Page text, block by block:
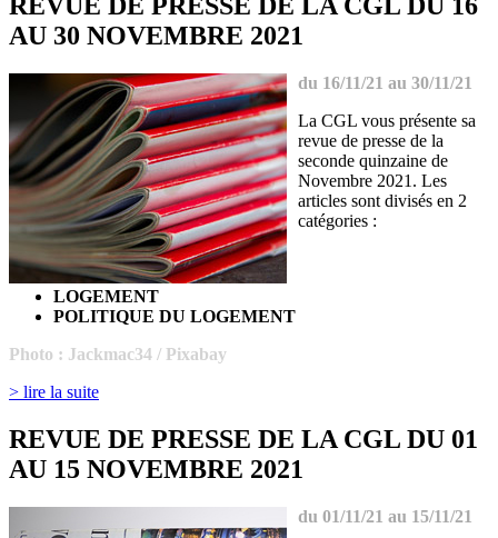
REVUE DE PRESSE DE LA CGL DU 16
AU 30 NOVEMBRE 2021
du 16/11/21 au 30/11/21
La CGL vous présente sa
revue de presse de la
seconde quinzaine de
Novembre 2021. Les
articles sont divisés en 2
catégories :
LOGEMENT
POLITIQUE DU LOGEMENT
Photo : Jackmac34 / Pixabay
> lire la suite
REVUE DE PRESSE DE LA CGL DU 01
AU 15 NOVEMBRE 2021
du 01/11/21 au 15/11/21